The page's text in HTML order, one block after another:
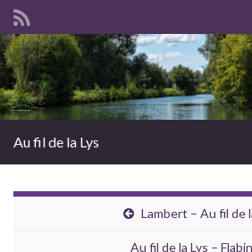
Au fil de la Lys
Lambert – Au fil de
Au fil de la Lys – Flabin